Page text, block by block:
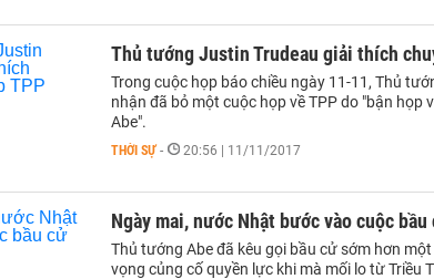
Thủ tướng Justin Trudeau giải thích
Trong cuộc họp báo chiều ngày 11-11, Thủ
nhận đã bỏ một cuộc họp về TPP do "bận họp
Abe".
THỜI SỰ - 20:56 | 11/11/2017
Ngày mai, nước Nhật bước vào cuộc
Thủ tướng Abe đã kêu gọi bầu cử sớm hơn
vọng củng cố quyền lực khi mà mối lo từ Triều